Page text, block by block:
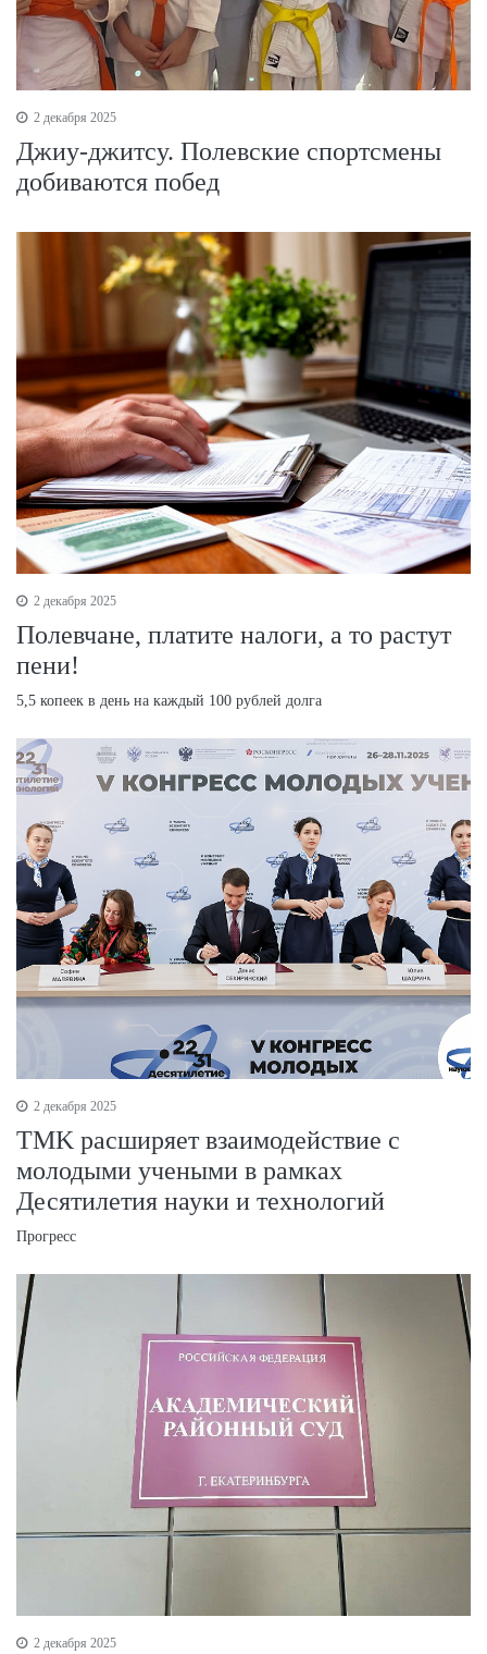
2 декабря 2025
Джиу-джитсу. Полевские спортсмены
добиваются побед
2 декабря 2025
Полевчане, платите налоги, а то растут
пени!
5,5 копеек в день на каждый 100 рублей долга
2 декабря 2025
TMK расширяет взаимодействие с
молодыми учеными в рамках
Десятилетия науки и технологий
Прогресс
2 декабря 2025